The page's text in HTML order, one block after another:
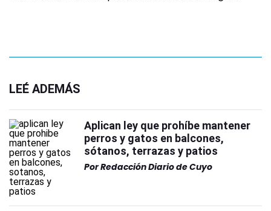
LEÉ ADEMÁS
Aplican ley que prohíbe mantener
perros y gatos en balcones,
sótanos, terrazas y patios
PorRedacción Diario de Cuyo